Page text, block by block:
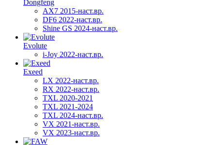
Dongfeng
AX7 2015-наст.вр.
DF6 2022-наст.вр.
Shine GS 2024-наст.вр.
Evolute
i-Joy 2022-наст.вр.
Exeed
LX 2022-наст.вр.
RX 2022-наст.вр.
TXL 2020-2021
TXL 2021-2024
TXL 2024-наст.вр.
VX 2021-наст.вр.
VX 2023-наст.вр.